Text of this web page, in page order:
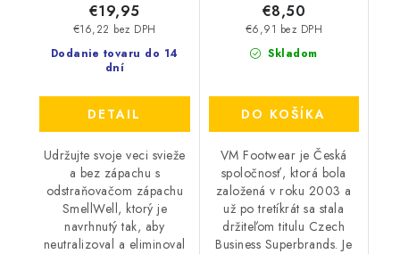
Dodanie tovaru do 14
dní
€16,22 bez DPH
€19,95
DETAIL
Udržujte svoje veci svieže
a bez zápachu s
odstraňovačom zápachu
SmellWell, ktorý je
navrhnutý tak, aby
neutralizoval a eliminoval
Skladom
€6,91 bez DPH
€8,50
DO KOŠÍKA
VM Footwear je Česká
spoločnosť, ktorá bola
založená v roku 2003 a
už po tretíkrát sa stala
držiteľom titulu Czech
Business Superbrands. Je